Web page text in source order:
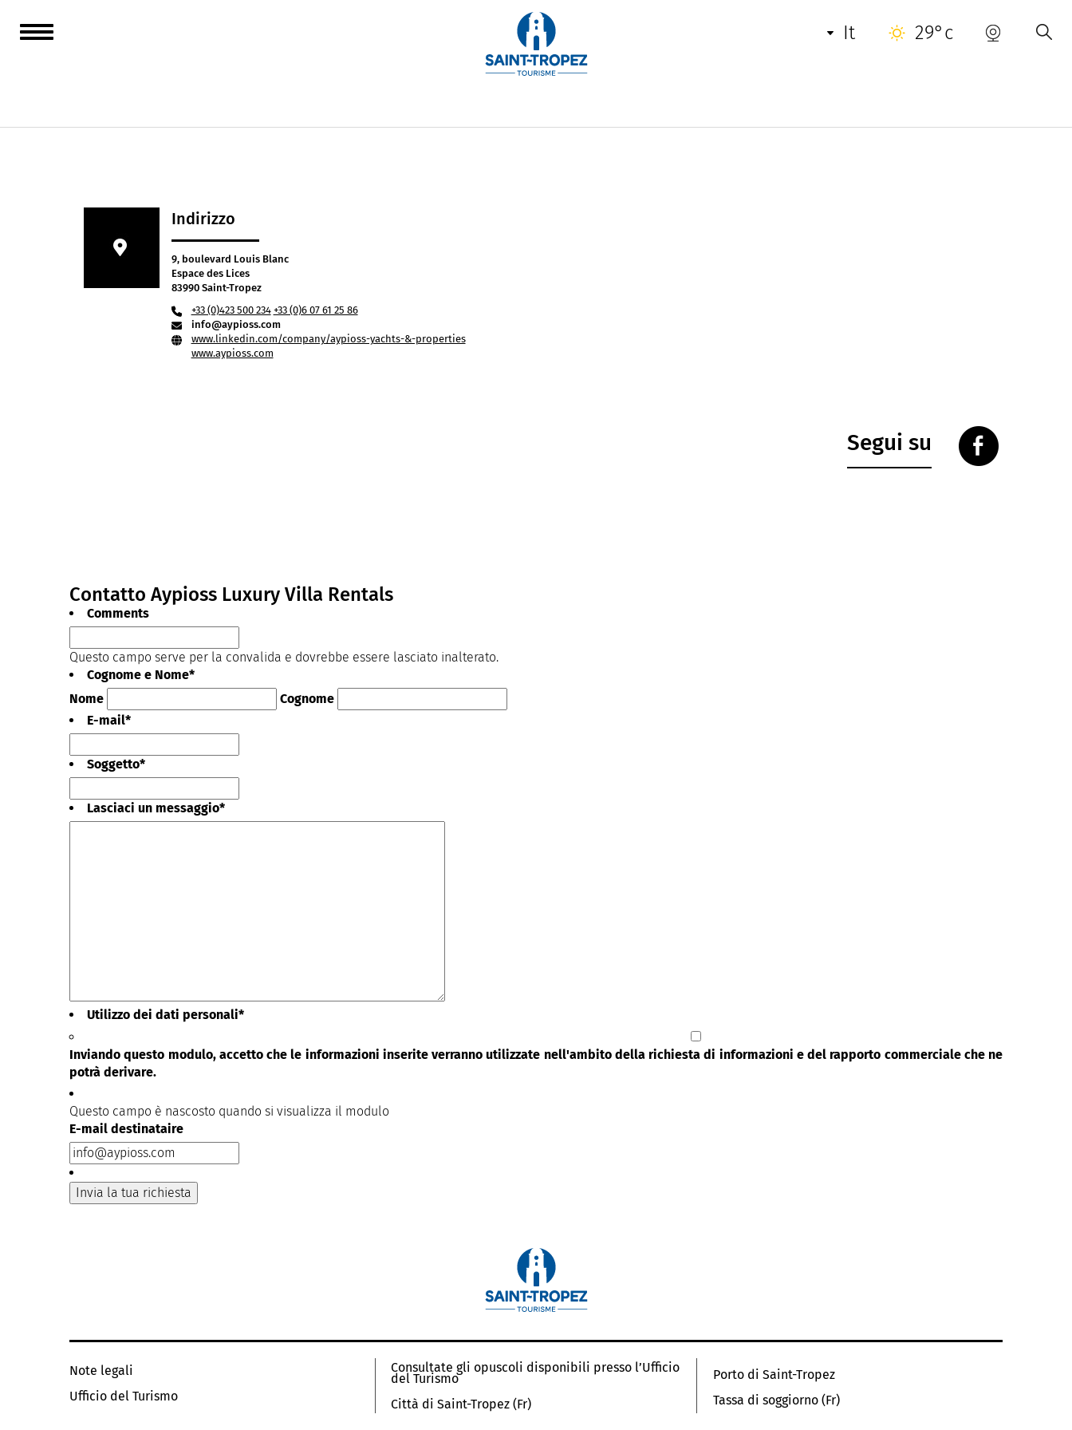
it 29°c
Da Saint-Tropez a Monaco, in Costa Azzurra, fino alle destinazioni più ambite del mondo.
Indirizzo
9, boulevard Louis Blanc
Espace des Lices
83990 Saint-Tropez
+33 (0)423 500 234 +33 (0)6 07 61 25 86
info@aypioss.com
www.linkedin.com/company/aypioss-yachts-&-properties
www.aypioss.com
Segui su
Contatto Aypioss Luxury Villa Rentals
Comments
Questo campo serve per la convalida e dovrebbe essere lasciato inalterato.
Cognome e Nome*
Nome
Cognome
E-mail*
Soggetto*
Lasciaci un messaggio*
Utilizzo dei dati personali*
Inviando questo modulo, accetto che le informazioni inserite verranno utilizzate nell'ambito della richiesta di informazioni e del rapporto commerciale che ne
potrà derivare.
Questo campo è nascosto quando si visualizza il modulo
E-mail destinataire
Note legali
Ufficio del Turismo
Consultate gli opuscoli disponibili presso l’Ufficio
del Turismo
Città di Saint-Tropez (Fr)
Porto di Saint-Tropez
Tassa di soggiorno (Fr)